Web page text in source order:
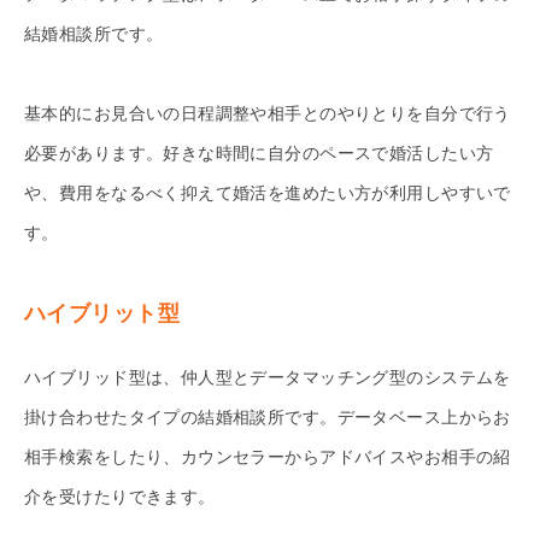
結婚相談所です。
基本的にお見合いの日程調整や相手とのやりとりを自分で行う
必要があります。好きな時間に自分のペースで婚活したい方
や、費用をなるべく抑えて婚活を進めたい方が利用しやすいで
す。
ハイブリット型
ハイブリッド型は、仲人型とデータマッチング型のシステムを
掛け合わせたタイプの結婚相談所です。データベース上からお
相手検索をしたり、カウンセラーからアドバイスやお相手の紹
介を受けたりできます。